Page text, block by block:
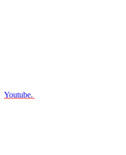
Youtube.